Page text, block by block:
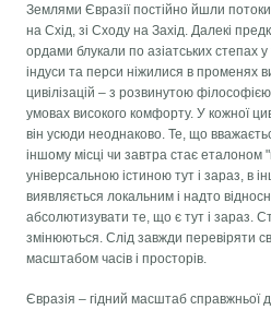
Землями Євразії постійно йшли потоки
на Схід, зі Сходу на Захід. Далекі
ордами блукали по азіатських степах у
індуси та перси ніжилися в променях
цивілізацій – з розвинутою
умовах високого комфорту. У кожної
він усюди неоднаково. Те, що
іншому місці чи завтра стає еталоном
універсальною істиною тут і зараз, в
виявляється локальним і надто
абсолютизувати те, що є тут і зараз.
змінюються. Слід завжди перевіряти
масштабом часів і просторів.
Євразія – гідний масштаб справжньої